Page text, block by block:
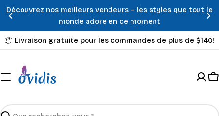
Passer
Découvrez nos meilleurs vendeurs – les styles que tout le
monde adore en ce moment
📦 Livraison gratuite pour les commandes de plus de $140!